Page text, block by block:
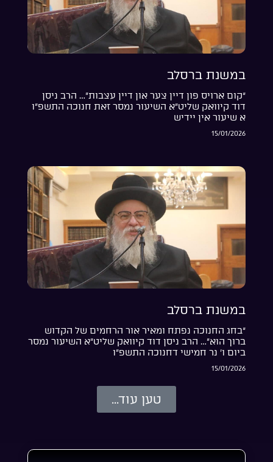
במשנת ברסלב
“קום ארויס פון דיין צער און דיין עצבות”… הרב ניסן
דוד קיוואק שליט”א השיעור נמסר זאת חנוכה התשפ”ו
א שיעור אין יידיש
15/01/2026
במשנת ברסלב
“בחג החנוכה נפתח ומאיר אור הרחמים של הקדוש
ברוך הוא”… הרב ניסן דוד קיוואק שליט”א השיעור נמסר
ביום ו’ נר חמישי דחנוכה התשפ”ו
15/01/2026
טען עוד...